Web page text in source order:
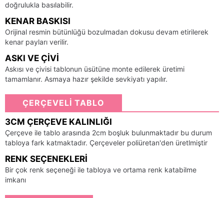
doğrulukla basılabilir.
KENAR BASKISI
Orijinal resmin bütünlüğü bozulmadan dokusu devam etirilerek
kenar payları verilir.
ASKI VE ÇIVI
Askısı ve çivisi tablonun üsütüne monte edilerek üretimi
tamamlanır. Asmaya hazır şekilde sevkiyatı yapılır.
ÇERÇEVELİ TABLO
3CM ÇERÇEVE KALINLIĞI
Çerçeve ile tablo arasında 2cm boşluk bulunmaktadır bu durum
tabloya fark katmaktadır. Çerçeveler poliüretan'den üretlmiştir
RENK SEÇENEKLERI
Bir çok renk seçeneği ile tabloya ve ortama renk katabilme
imkanı